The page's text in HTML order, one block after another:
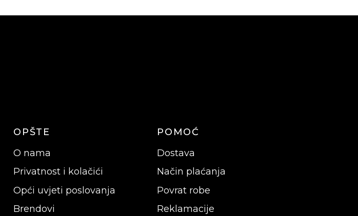
OPŠTE
O nama
Privatnost i kolačići
Opći uvjeti poslovanja
Brendovi
POMOĆ
Dostava
Način plaćanja
Povrat robe
Reklamacije